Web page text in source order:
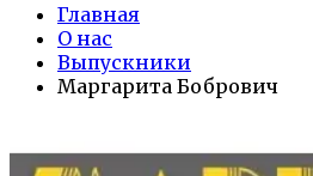
Главная
О нас
Выпускники
Маргарита Бобрович